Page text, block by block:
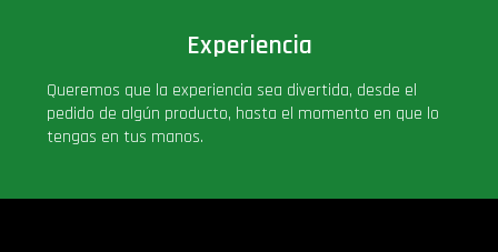
Experiencia
Queremos que la experiencia sea divertida, desde el
pedido de algún producto, hasta el momento en que lo
tengas en tus manos.